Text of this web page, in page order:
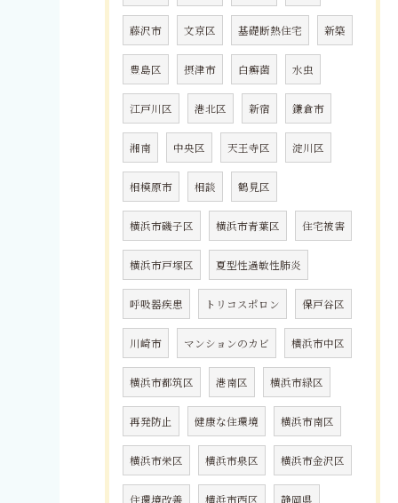
藤沢市 文京区 基礎断熱住宅 新築
豊島区 摂津市 白癬菌 水虫
江戸川区 港北区 新宿 鎌倉市
湘南 中央区 天王寺区 淀川区
相模原市 相談 鶴見区
横浜市磯子区 横浜市青葉区 住宅被害
横浜市戸塚区 夏型性過敏性肺炎
呼吸器疾患 トリコスポロン 保戸谷区
川崎市 マンションのカビ 横浜市中区
横浜市都筑区 港南区 横浜市緑区
再発防止 健康な住環境 横浜市南区
横浜市栄区 横浜市泉区 横浜市金沢区
住環境改善 横浜市西区 静岡県